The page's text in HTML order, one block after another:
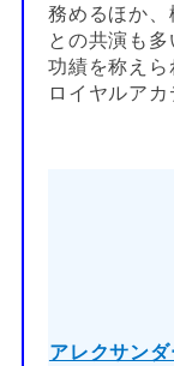
務めるほか
との共演も
功績を称えら
ロイヤルアカ
アレクサン